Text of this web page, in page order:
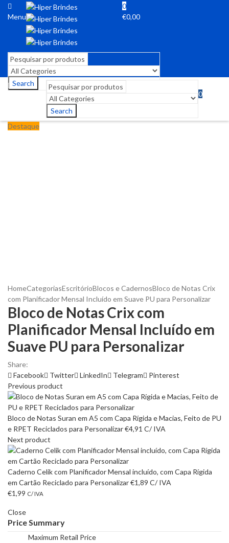
Menu
0
€0,00
Search
Search
0
Destaque
HomeCategoriasEscritórioBlocos e CadernosBloco de Notas Crix
com Planificador Mensal Incluído em Suave PU para Personalizar
Bloco de Notas Crix com
Planificador Mensal Incluído em
Suave PU para Personalizar
Share:
Facebook
Twitter LinkedIn Telegram
Pinterest
Previous product
Bloco de Notas Suran em A5 com Capa Rígida e Macias, Feito de PU
e RPET Reciclados para Personalizar€4,91 C/ IVA
Next product
Caderno Celik com Planificador Mensal incluído, com Capa Rígida
em Cartão Reciclado para Personalizar€1,89 C/ IVA
€1,99 C/ IVA
Close
Price Summary
Maximum Retail Price